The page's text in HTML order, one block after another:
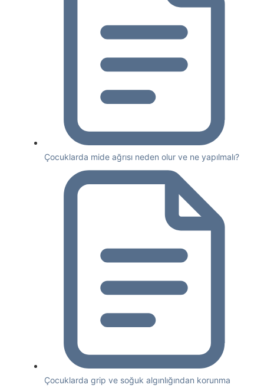
Çocuklarda mide ağrısı neden olur ve ne yapılmalı?
Çocuklarda grip ve soğuk algınlığından korunma